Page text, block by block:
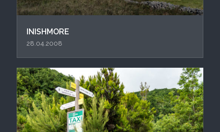
INISHMORE
28.04.2008